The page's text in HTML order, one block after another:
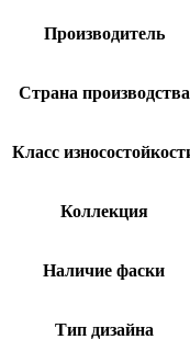
Производитель
Страна производства
Класс
Коллекция
Наличие фаски
Тип дизайна